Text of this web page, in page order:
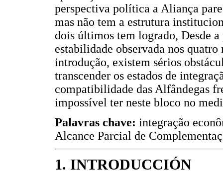
perspectiva política a Aliança
mas não tem a estrutura
dois últimos tem logrado, Desde
estabilidade observada nos
introdução, existem sérios
transcender os estados de
compatibilidade das Alfândegas
impossível ter neste bloco no
Palavras chave: integração
Alcance Parcial de
1. INTRODUCCIÓN